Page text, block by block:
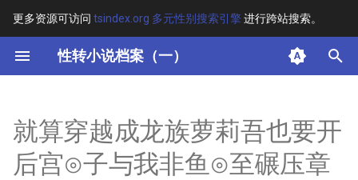
更多资源可访问 tsindex.org 多元性别搜索引擎进行跨站搜索。
性转小说档案（一）
键
开
始
其他信息 [Processed Page
Metadata]
就算穿越成龙族萝莉吾也要开
后宫⊙子与我非鱼⊙至碾压章